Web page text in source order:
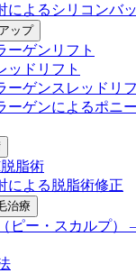
によるシリコンバ
ップ
ーゲンリフト
ッドリフト
ーゲンスレッドリ
ーゲンによるポニ
脂術
による脱脂術修正
治療
ピー・スカルプ）